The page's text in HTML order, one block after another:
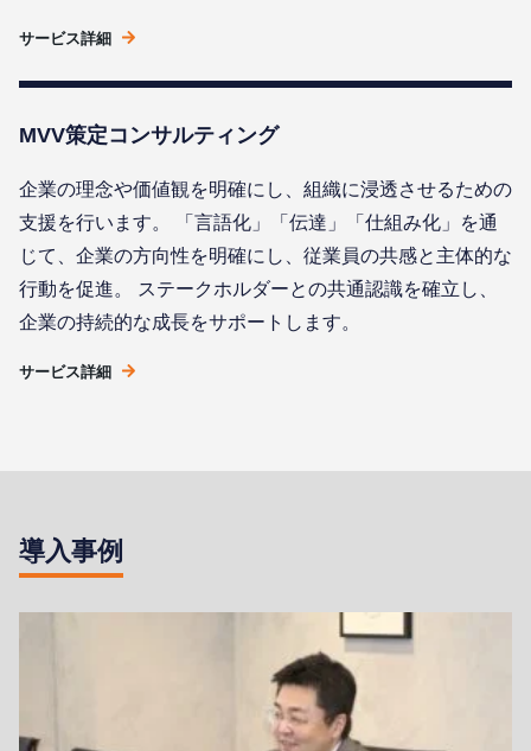
サービス詳細
MVV策定コンサルティング
企業の理念や価値観を明確にし、組織に浸透させるための
支援を行います。
「言語化」「伝達」「仕組み化」を通
じて、企業の方向性を明確にし、従業員の共感と主体的な
行動を促進。
ステークホルダーとの共通認識を確立し、
企業の持続的な成長をサポートします。
サービス詳細
導入事例